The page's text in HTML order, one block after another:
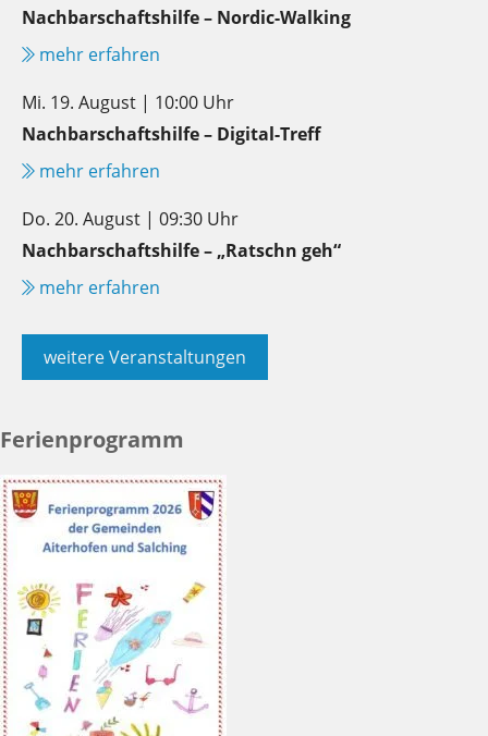
Nachbarschaftshilfe – Nordic-Walking
mehr erfahren
Mi. 19. August | 10:00 Uhr
Nachbarschaftshilfe – Digital-Treff
mehr erfahren
Do. 20. August | 09:30 Uhr
Nachbarschaftshilfe – „Ratschn geh“
mehr erfahren
weitere Veranstaltungen
Ferienprogramm